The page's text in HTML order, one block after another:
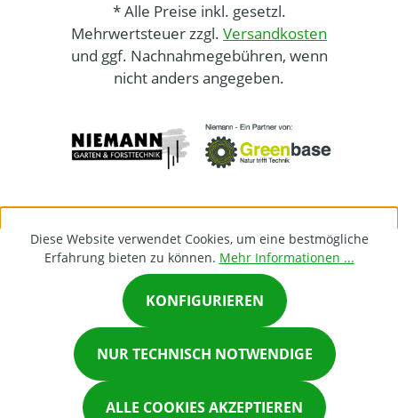
Chat on Whatsapp
×
* Alle Preise inkl. gesetzl.
Mehrwertsteuer zzgl. Versandkosten
und ggf. Nachnahmegebühren, wenn
nicht anders angegeben.
Diese Website verwendet Cookies, um eine bestmögliche
Erfahrung bieten zu können. Mehr Informationen ...
NUR TECHNISCH NOTWENDIGE
KONFIGURIEREN
ALLE COOKIES AKZEPTIEREN